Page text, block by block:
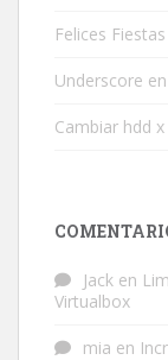
Felices
Underscore
Cambiar hdd
Jack en
Virtualbox
mia en